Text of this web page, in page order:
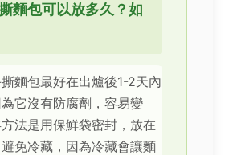
麵包可以放多久？如
麵包最好在出爐後1-2天內
它沒有防腐劑，容易變
法是用保鮮袋密封，放在
免冷藏，因為冷藏會讓麵